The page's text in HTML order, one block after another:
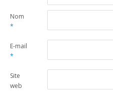
Nom
*
E-mail
*
Site
web